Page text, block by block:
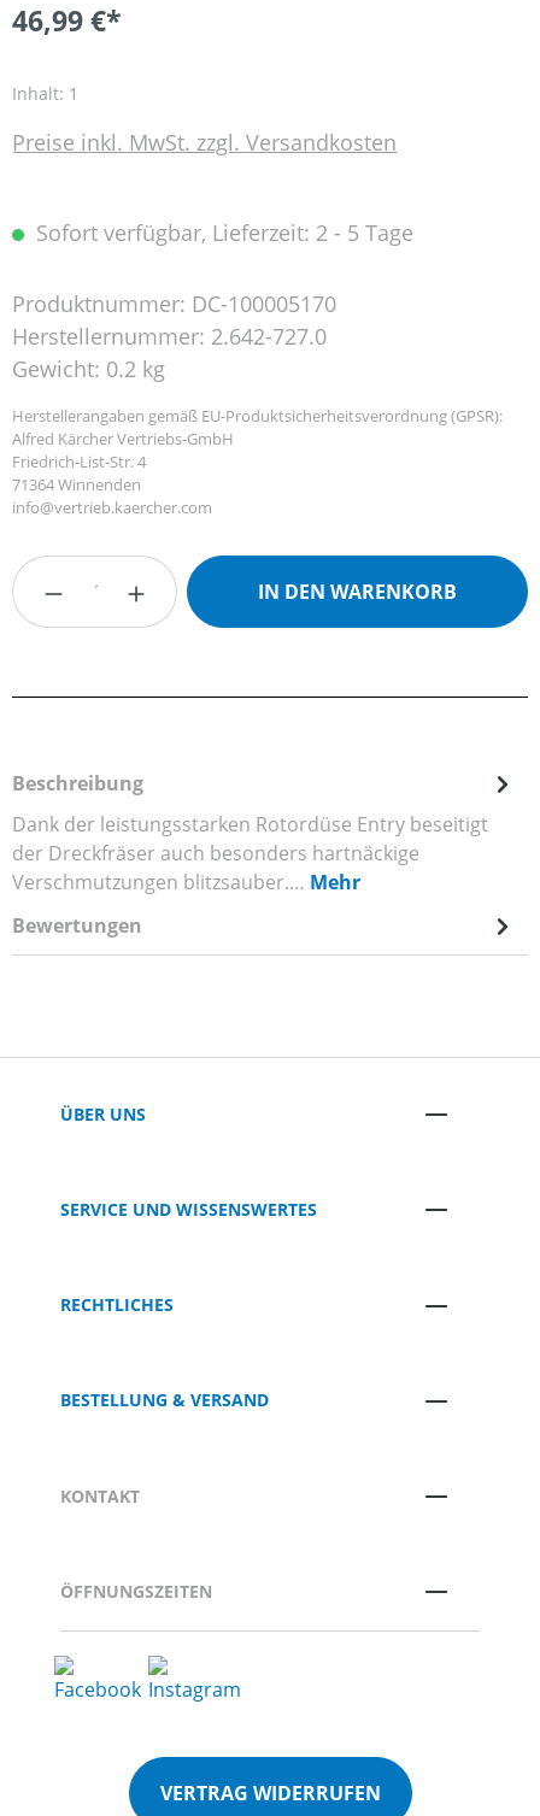
46,99 €*
Inhalt: 1
Preise inkl. MwSt. zzgl. Versandkosten
Sofort verfügbar, Lieferzeit: 2 - 5 Tage
Produktnummer: DC-100005170
Herstellernummer: 2.642-727.0
Gewicht: 0.2 kg
Herstellerangaben gemäß EU-Produktsicherheitsverordnung (GPSR):
Alfred Kärcher Vertriebs-GmbH
Friedrich-List-Str. 4
71364 Winnenden
info@vertrieb.kaercher.com
Produkt Anzahl: Gib den gewünschten
IN DEN WARENKORB
Beschreibung
Dank der leistungsstarken Rotordüse Entry beseitigt
der Dreckfräser auch besonders hartnäckige
Verschmutzungen blitzsauber.… Mehr
Bewertungen
ÜBER UNS
SERVICE UND WISSENSWERTES
RECHTLICHES
BESTELLUNG & VERSAND
KONTAKT
ÖFFNUNGSZEITEN
VERTRAG WIDERRUFEN